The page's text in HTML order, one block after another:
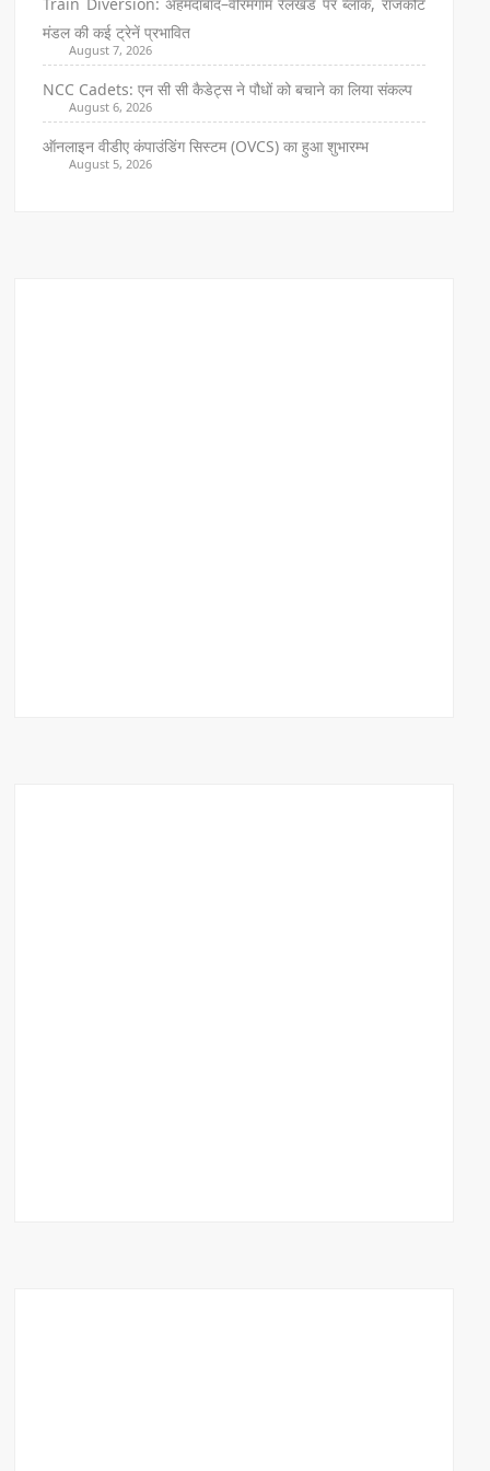
Train Diversion: अहमदाबाद–वीरमगाम रेलखंड पर ब्लॉक, राजकोट
मंडल की कई ट्रेनें प्रभावित
August 7, 2026
NCC Cadets: एन सी सी कैडेट्स ने पौधों को बचाने का लिया संकल्प
August 6, 2026
ऑनलाइन वीडीए कंपाउंडिंग सिस्टम (OVCS) का हुआ शुभारम्भ
August 5, 2026